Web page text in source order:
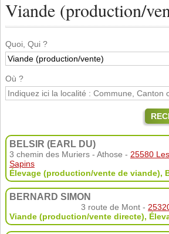
Viande (production/
Quoi, Qui ?
Où ?
BELSIR (EARL DU)
3 chemin des Muriers - Athose - 25580
Sapins
Élevage (production/vente de viande),
BERNARD SIMON
3 route de Mont -
Viande (production/vente directe),